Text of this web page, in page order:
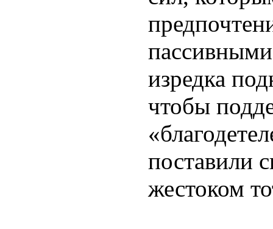
изредка
чтобы
поставили
жестоком